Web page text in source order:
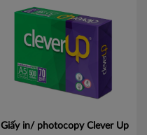
Giấy in/ photocopy Clever Up